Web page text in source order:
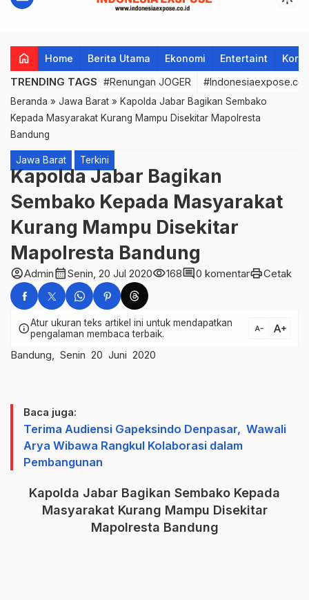
home Home Berita Utama Ekonomi Entertaint
TRENDING TAGS #Renungan JOGER
Beranda » Jawa Barat » Kapolda Jabar Bagikan Sembako
Kepada Masyarakat Kurang Mampu Disekitar Mapolresta
Bandung
Jawa Barat Terkini
Kapolda Jabar Bagikan
Sembako Kepada Masyarakat
Kurang Mampu Disekitar
Mapolresta Bandung
account_circleAdmincalendar_monthSenin, 20 Jul 2020visibility168comment0 komentarprintCetak
infoAtur ukuran teks artikel ini untuk mendapatkan
pengalaman membaca terbaik.
text_decrease text_increase
Bandung, Senin 20 Juni 2020
Baca juga:
Terima Audiensi Gapeksindo Denpasar, Wawali
Arya Wibawa Rangkul Kolaborasi dalam
Pembangunan
Kapolda Jabar Bagikan Sembako Kepada
Masyarakat Kurang Mampu Disekitar
Mapolresta Bandung